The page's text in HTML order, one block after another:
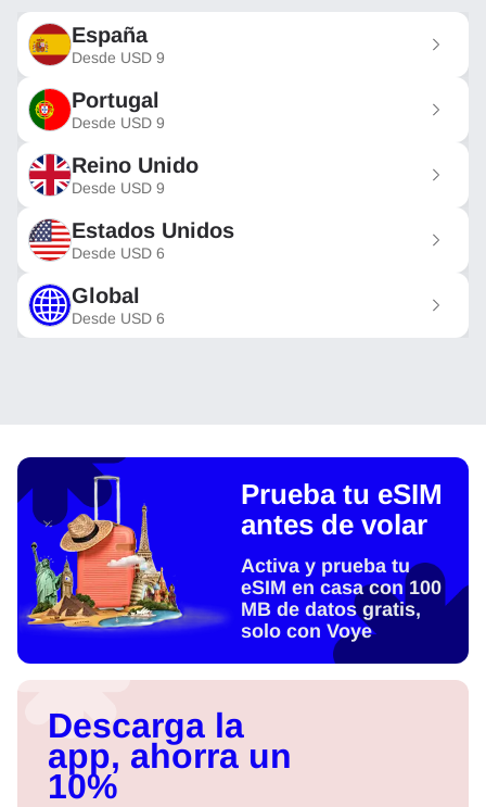
España
Desde USD 9
Portugal
Desde USD 9
Reino Unido
Desde USD 9
Estados Unidos
Desde USD 6
Global
Desde USD 6
Prueba tu eSIM
antes de volar
Activa y prueba tu
eSIM en casa con 100
MB de datos gratis,
solo con Voye
Descarga la
app, ahorra un
10%